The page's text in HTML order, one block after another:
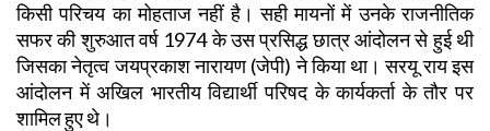
किसी परिचय का मोहताज नहीं है। सही मायनों में उनके राजनीतिक
सफर की शुरुआत वर्ष 1974 के उस प्रसिद्ध छात्र आंदोलन से हुई थी
जिसका नेतृत्व जयप्रकाश नारायण (जेपी) ने किया था। सरयू राय इस
आंदोलन में अखिल भारतीय विद्यार्थी परिषद के कार्यकर्ता के तौर पर
शामिल हुए थे।